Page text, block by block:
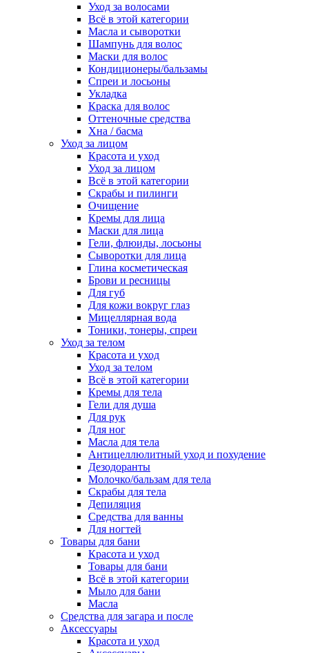
Уход за волосами
Всё в этой категории
Масла и сыворотки
Шампунь для волос
Маски для волос
Кондиционеры/бальзамы
Спреи и лосьоны
Укладка
Краска для волос
Оттеночные средства
Хна / басма
Уход за лицом
Красота и уход
Уход за лицом
Всё в этой категории
Скрабы и пилинги
Очищение
Кремы для лица
Маски для лица
Гели, флюиды, лосьоны
Сыворотки для лица
Глина косметическая
Брови и ресницы
Для губ
Для кожи вокруг глаз
Мицеллярная вода
Тоники, тонеры, спреи
Уход за телом
Красота и уход
Уход за телом
Всё в этой категории
Кремы для тела
Гели для душа
Для рук
Для ног
Масла для тела
Антицеллюлитный уход и похудение
Дезодоранты
Молочко/бальзам для тела
Скрабы для тела
Депиляция
Средства для ванны
Для ногтей
Товары для бани
Красота и уход
Товары для бани
Всё в этой категории
Мыло для бани
Масла
Средства для загара и после
Аксессуары
Красота и уход